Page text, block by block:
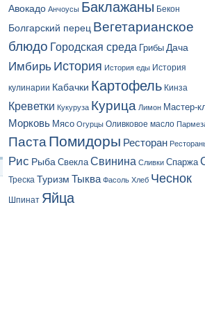
Авокадо Анчоусы Баклажаны Бекон
Болгарский перец Вегетарианское
блюдо Городская среда Грибы Дача
Имбирь История История еды История
кулинарии Кабачки Картофель Кинза
Креветки Кукуруза Курица Лимон Мастер-
Морковь Мясо Огурцы Оливковое масло
ПастаПомидоры Ресторан
Рис Рыба Свекла Свинина Сливки Спаржа
Треска Туризм Тыква Фасоль Хлеб Чеснок
Шпинат Яйца